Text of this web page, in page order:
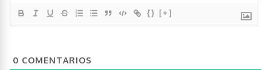
{} [+]
0 COMENTARIOS